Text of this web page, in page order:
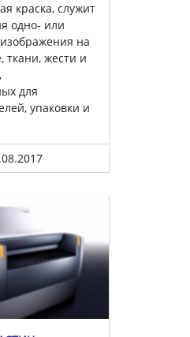
краска, служит
одно- или
на
ткани, жести и
для
упаковки и